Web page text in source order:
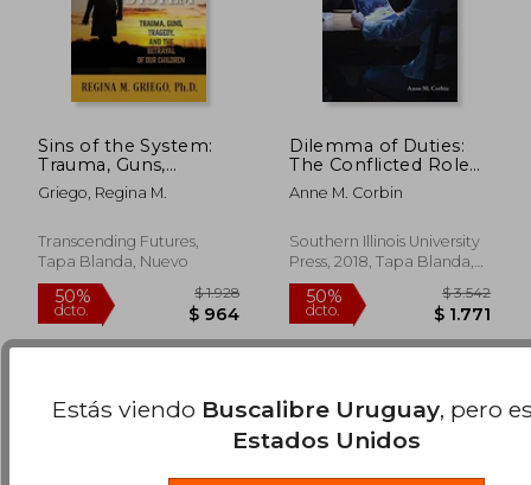
dcto. dcto. $
Sins of the System:
Trauma, Guns,
Tragedy, and the
Betrayal of Our
Griego, Regina M.
Transcending Futures,
Tapa Blanda, Nuevo
Dilemma of Duties:
The Conflicted Role
of Juvenile Defenders
(Perspectives on
Inglés)
Anne M. Corbin
Southern Illinois University
Press, 2018, Tapa Blanda,
Nuevo
Estás viendo Buscalibre Uruguay, pero
Estados Unidos